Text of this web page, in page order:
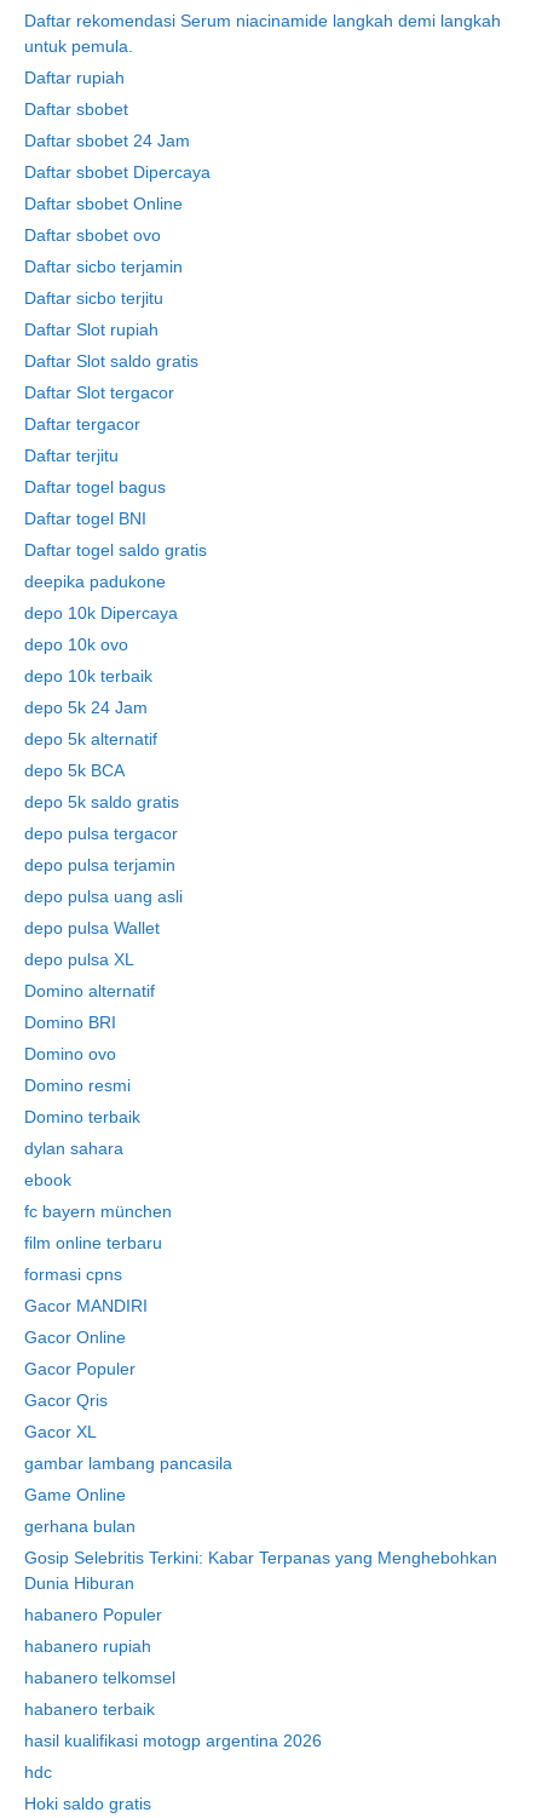
Daftar rekomendasi Serum niacinamide langkah demi langkah
untuk pemula.
Daftar rupiah
Daftar sbobet
Daftar sbobet 24 Jam
Daftar sbobet Dipercaya
Daftar sbobet Online
Daftar sbobet ovo
Daftar sicbo terjamin
Daftar sicbo terjitu
Daftar Slot rupiah
Daftar Slot saldo gratis
Daftar Slot tergacor
Daftar tergacor
Daftar terjitu
Daftar togel bagus
Daftar togel BNI
Daftar togel saldo gratis
deepika padukone
depo 10k Dipercaya
depo 10k ovo
depo 10k terbaik
depo 5k 24 Jam
depo 5k alternatif
depo 5k BCA
depo 5k saldo gratis
depo pulsa tergacor
depo pulsa terjamin
depo pulsa uang asli
depo pulsa Wallet
depo pulsa XL
Domino alternatif
Domino BRI
Domino ovo
Domino resmi
Domino terbaik
dylan sahara
ebook
fc bayern münchen
film online terbaru
formasi cpns
Gacor MANDIRI
Gacor Online
Gacor Populer
Gacor Qris
Gacor XL
gambar lambang pancasila
Game Online
gerhana bulan
Gosip Selebritis Terkini: Kabar Terpanas yang Menghebohkan
Dunia Hiburan
habanero Populer
habanero rupiah
habanero telkomsel
habanero terbaik
hasil kualifikasi motogp argentina 2026
hdc
Hoki saldo gratis